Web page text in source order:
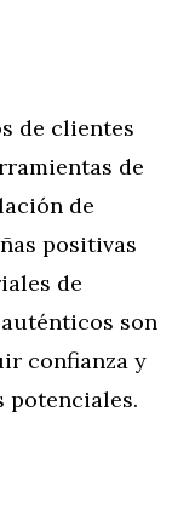
de clientes
de
de
positivas
de
son
confianza y
potenciales.